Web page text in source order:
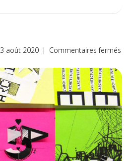
3 août 2020 | Commentaires fermés